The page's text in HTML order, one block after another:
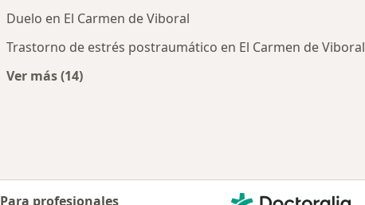
Duelo en El Carmen de Viboral
Trastorno de estrés postraumático en El Carmen de Viboral
Ver más (14)
Para profesionales Doctoralia - Página de inicio